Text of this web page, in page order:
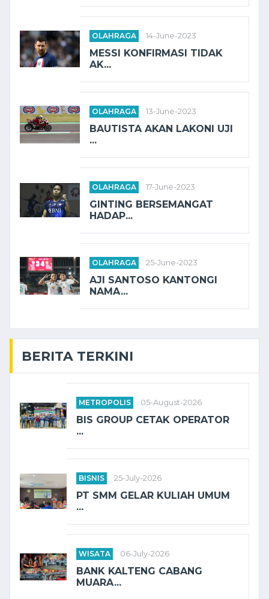
OLAHRAGA 14-June-2023
MESSI KONFIRMASI TIDAK
AK...
OLAHRAGA 13-June-2023
BAUTISTA AKAN LAKONI UJI
...
OLAHRAGA 17-June-2023
GINTING BERSEMANGAT
HADAP...
OLAHRAGA 25-June-2023
AJI SANTOSO KANTONGI
NAMA...
BERITA TERKINI
METROPOLIS 05-August-2026
BIS GROUP CETAK OPERATOR
...
BISNIS 25-July-2026
PT SMM GELAR KULIAH UMUM
...
WISATA 06-July-2026
BANK KALTENG CABANG
MUARA...